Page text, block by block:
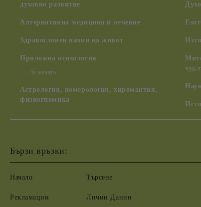
духовно развитие
Алтернативна медицина и лечение
Здравословен начин на живот
Приложна психология
За жената
Астрология, номерология, хиромантия,
физиогномика
Бързи връзки:
Начало
Рекламации
Търсене
Лични Данни